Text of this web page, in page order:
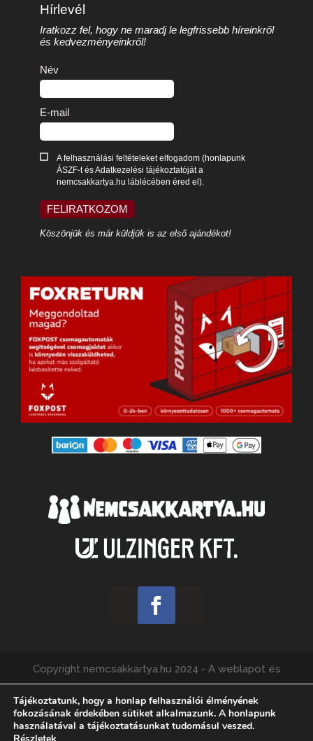
Hírlevél
Iratkozz fel, hogy ne maradj le legfrissebb híreinkről
és kedvezményeinkről!
Név
E-mail
A felhasználási feltételeket elfogadom (honlapunk
ÁSZF-t és Adatkezelési tájékoztatóját a
nemcsakkartya.hu láblécében éred el).
FELIRATKOZOM
Köszönjük és már küldjük is az első ajándékot!
Copyright nemcsakkartya.hu 2024 - A weblapot és
webshopot üzemelteti az Ulzinger Kft., felelős kiadó:
Füzes Ádám.
Tájékoztatunk, hogy a honlap felhasználói élményének
fokozásának érdekében sütiket alkalmazunk. A honlapunk
használatával a tájékoztatásunkat tudomásul veszed.